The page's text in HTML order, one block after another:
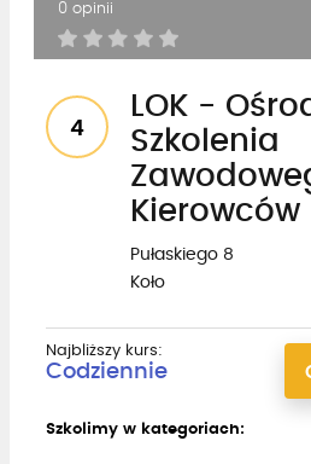
0 opinii
4
LOK -
Szkolenia
Kierowców
Pułaskiego 8
Koło
Najbliższy kurs:
Codziennie
Szkolimy w kategoriach: